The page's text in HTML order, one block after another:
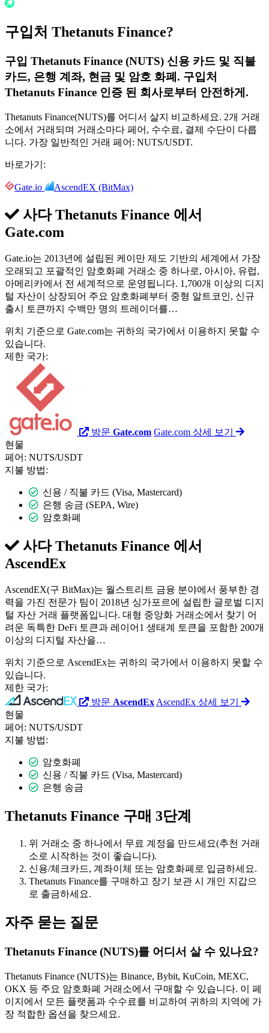
구입처 Thetanuts Finance?
구입 Thetanuts Finance (NUTS) 신용 카드 및 직불
카드, 은행 계좌, 현금 및 암호 화폐. 구입처
Thetanuts Finance 인증 된 회사로부터 안전하게.
Thetanuts Finance(NUTS)를 어디서 살지 비교하세요. 2개 거래
소에서 거래되며 거래소마다 페어, 수수료, 결제 수단이 다릅
니다. 가장 일반적인 거래 페어: NUTS/USDT.
바로가기:
Gate.io AscendEX (BitMax)
사다 Thetanuts Finance 에서
Gate.com
Gate.io는 2013년에 설립된 케이만 제도 기반의 세계에서 가장
오래되고 포괄적인 암호화폐 거래소 중 하나로, 아시아, 유럽,
아메리카에서 전 세계적으로 운영됩니다. 1,700개 이상의 디지
털 자산이 상장되어 주요 암호화폐부터 중형 알트코인, 신규
출시 토큰까지 수백만 명의 트레이더를…
위치 기준으로 Gate.com는 귀하의 국가에서 이용하지 못할 수
있습니다.
제한 국가:
방문 Gate.com Gate.com 상세 보기
현물
페어: NUTS/USDT
지불 방법:
신용 / 직불 카드 (Visa, Mastercard)
은행 송금 (SEPA, Wire)
암호화폐
사다 Thetanuts Finance 에서
AscendEx
AscendEX(구 BitMax)는 월스트리트 금융 분야에서 풍부한 경
력을 가진 전문가 팀이 2018년 싱가포르에 설립한 글로벌 디지
털 자산 거래 플랫폼입니다. 대형 중앙화 거래소에서 찾기 어
려운 독특한 DeFi 토큰과 레이어1 생태계 토큰을 포함한 200개
이상의 디지털 자산을…
위치 기준으로 AscendEx는 귀하의 국가에서 이용하지 못할 수
있습니다.
제한 국가:
방문 AscendEx AscendEx 상세 보기
현물
페어: NUTS/USDT
지불 방법:
암호화폐
신용 / 직불 카드 (Visa, Mastercard)
은행 송금
Thetanuts Finance 구매 3단계
위 거래소 중 하나에서 무료 계정을 만드세요(추천 거래
소로 시작하는 것이 좋습니다).
신용/체크카드, 계좌이체 또는 암호화폐로 입금하세요.
Thetanuts Finance를 구매하고 장기 보관 시 개인 지갑으
로 출금하세요.
자주 묻는 질문
Thetanuts Finance (NUTS)를 어디서 살 수 있나요?
Thetanuts Finance (NUTS)는 Binance, Bybit, KuCoin, MEXC,
OKX 등 주요 암호화폐 거래소에서 구매할 수 있습니다. 이 페
이지에서 모든 플랫폼과 수수료를 비교하여 귀하의 지역에 가
장 적합한 옵션을 찾으세요.